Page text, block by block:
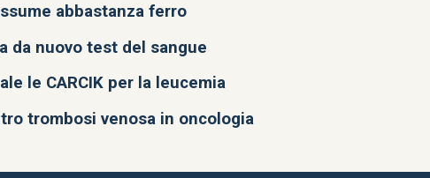
abbastanza ferro
da nuovo test del sangue
le CARCIK per la leucemia
trombosi venosa in oncologia